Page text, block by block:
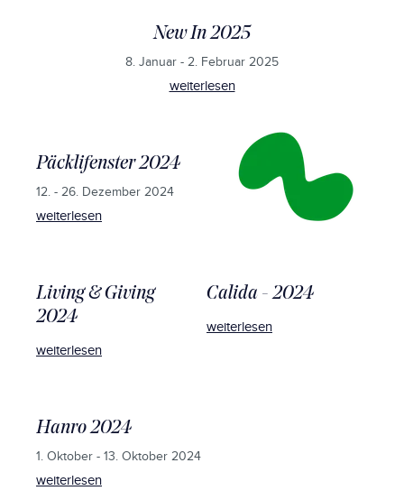
New In 2025
8. Januar - 2. Februar 2025
weiterlesen
Päcklifenster 2024
12. - 26. Dezember 2024
weiterlesen
Living & Giving
2024
weiterlesen
Calida - 2024
weiterlesen
Hanro 2024
1. Oktober - 13. Oktober 2024
weiterlesen